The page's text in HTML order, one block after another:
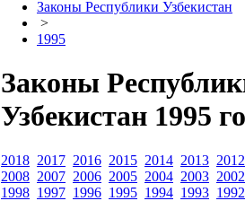
Законы Республики Узбекистан
>
1995
Законы
Узбекистан 1995
2018 2017 2016 2015 2014 2013 2012
2008 2007 2006 2005 2004 2003 2002
1998 1997 1996 1995 1994 1993 1992